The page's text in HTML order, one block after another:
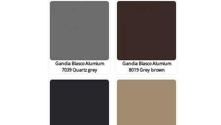
Gandia Blasco Alumium
7039 Quartz grey
Gandia Blasco Alumium
8019 Grey brown